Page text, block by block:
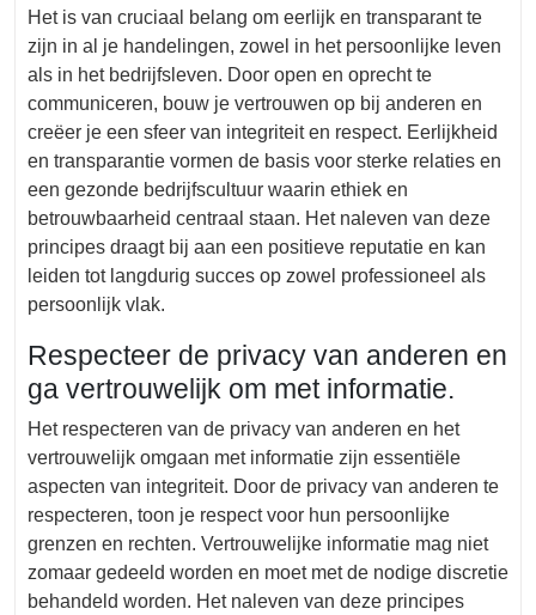
Het is van cruciaal belang om eerlijk en transparant te
zijn in al je handelingen, zowel in het persoonlijke leven
als in het bedrijfsleven. Door open en oprecht te
communiceren, bouw je vertrouwen op bij anderen en
creëer je een sfeer van integriteit en respect. Eerlijkheid
en transparantie vormen de basis voor sterke relaties en
een gezonde bedrijfscultuur waarin ethiek en
betrouwbaarheid centraal staan. Het naleven van deze
principes draagt bij aan een positieve reputatie en kan
leiden tot langdurig succes op zowel professioneel als
persoonlijk vlak.
Respecteer de privacy van anderen en
ga vertrouwelijk om met informatie.
Het respecteren van de privacy van anderen en het
vertrouwelijk omgaan met informatie zijn essentiële
aspecten van integriteit. Door de privacy van anderen te
respecteren, toon je respect voor hun persoonlijke
grenzen en rechten. Vertrouwelijke informatie mag niet
zomaar gedeeld worden en moet met de nodige discretie
behandeld worden. Het naleven van deze principes